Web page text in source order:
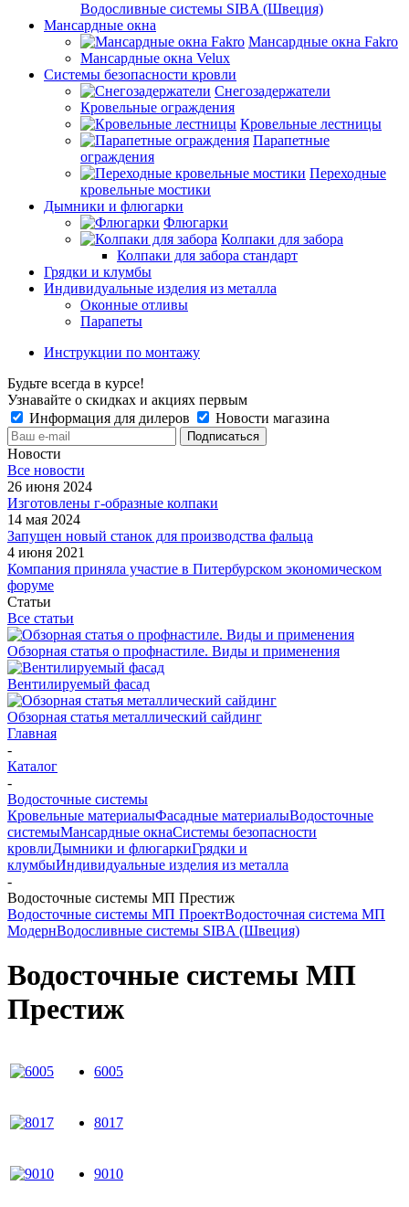
Водосливные системы SIBA (Швеция)
Мансардные окна
Мансардные окна Fakro
Мансардные окна Velux
Системы безопасности кровли
Снегозадержатели
Кровельные ограждения
Кровельные лестницы
Парапетные
ограждения
Переходные
кровельные мостики
Дымники и флюгарки
Флюгарки
Колпаки для забора
Колпаки для забора стандарт
Грядки и клумбы
Индивидуальные изделия из металла
Оконные отливы
Парапеты
Инструкции по монтажу
Будьте всегда в курсе!
Узнавайте о скидках и акциях первым
Информация для дилеров
Новости магазина
Новости
Все новости
26 июня 2024
Изготовлены г-образные колпаки
14 мая 2024
Запущен новый станок для производства фальца
4 июня 2021
Компания приняла участие в Питербурском экономическом
форуме
Статьи
Все статьи
Обзорная статья о профнастиле. Виды и применения
Вентилируемый фасад
Обзорная статья металлический сайдинг
Главная
-
Каталог
-
Водосточные системы
Кровельные материалыФасадные материалыВодосточные
системыМансардные окнаСистемы безопасности
кровлиДымники и флюгаркиГрядки и
клумбыИндивидуальные изделия из металла
-
Водосточные системы МП Престиж
Водосточные системы МП ПроектВодосточная система МП
МодернВодосливные системы SIBA (Швеция)
Водосточные системы МП
Престиж
6005
8017
9010